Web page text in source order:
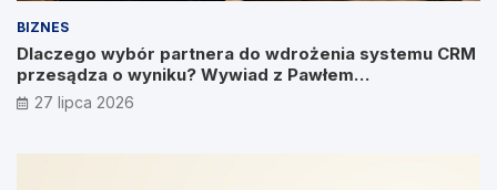
BIZNES
Dlaczego wybór partnera do wdrożenia systemu CRM
przesądza o wyniku? Wywiad z Pawłem
Prymakowskim, CEO IT Vision
27 lipca 2026